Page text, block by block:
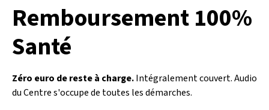
Remboursement 100%
Santé
Zéro euro de reste à charge.Intégralement couvert. Audio
du Centre s'occupe de toutes les démarches.